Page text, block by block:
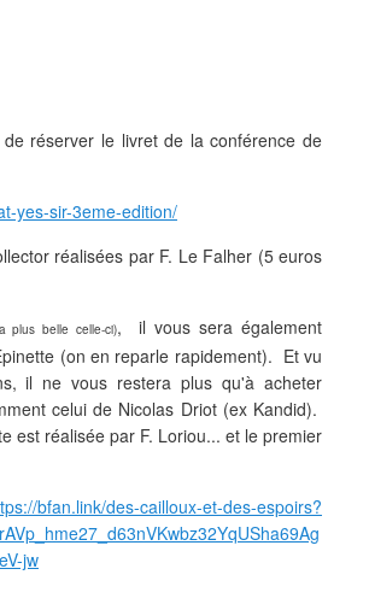
réserver le livret de la conférence de
yes-sir-3eme-edition/
réalisées par F. Le Falher (5 euros
plus belle celle-ci), il vous sera également
(on en reparle rapidement). Et vu
il ne vous restera plus qu'à acheter
celui de Nicolas Driot (ex Kandid).
est réalisée par F. Loriou... et le premier
bfan.link/des-cailloux-et-des-espoirs?
jw